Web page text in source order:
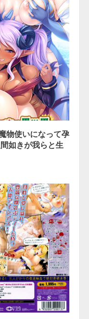
物使いになって孕
如きが我らと生